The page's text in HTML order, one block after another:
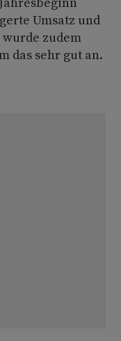
Umsatz und
wurde zudem
das sehr gut an.